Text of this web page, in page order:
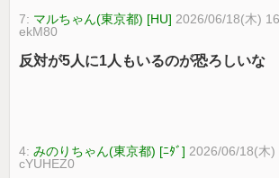
7: マルちゃん(東京都) [HU] 2026/06/18(木)
ekM80
反対が5人に1人もいるのが恐ろしいな
4:みのりちゃん(東京都) [ﾆﾀﾞ] 2026/06/18(木
cYUHEZ0